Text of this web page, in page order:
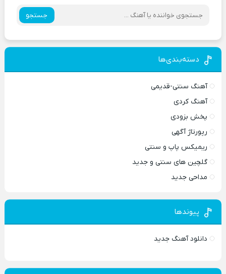
جستجو
دسته‌بندی‌ها
آهنگ سنتی-قدیمی
آهنگ کردی
پخش بزودی
رپورتاژ آگهی
ریمیکس پاپ و سنتی
گلچین های سنتی و جدید
مداحی جدید
پیوندها
دانلود آهنگ جدید